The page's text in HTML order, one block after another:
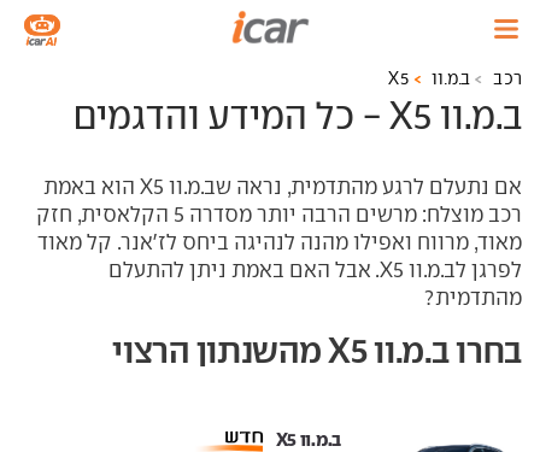
רכב ב.מ.וו X5
ב.מ.וו X5 - כל המידע והדגמים
אם נתעלם לרגע מהתדמית, נראה שב.מ.וו X5 הוא באמת
רכב מוצלח: מרשים הרבה יותר מסדרה 5 הקלאסית, חזק
מאוד, מרווח ואפילו מהנה לנהיגה ביחס לז'אנר. קל מאוד
לפרגן לב.מ.וו X5. אבל האם באמת ניתן להתעלם
מהתדמית?
בחרו ב.מ.וו X5 מהשנתון הרצוי
ב.מ.וו X5 ‏